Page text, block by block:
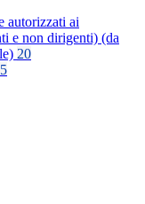
autorizzati ai
e non dirigenti) (da
20
5